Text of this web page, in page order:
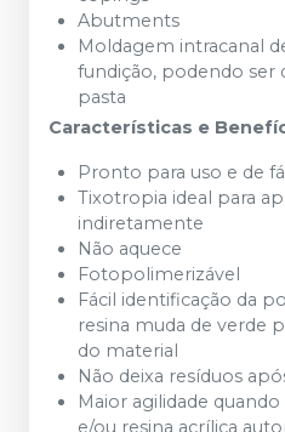
Abutments
Moldagem intracanal
fundição, podendo ser
pasta
Características e
Pronto para uso e de
Tixotropia ideal para
indiretamente
Não aquece
Fotopolimerizável
Fácil identificação da
resina muda de verde
do material
Não deixa resíduos
Maior agilidade
e/ou resina acrílica